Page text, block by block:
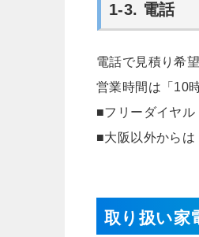
1-3. 電話
電話で見積り希
営業時間は「10
■フリーダイヤル
■大阪以外からは
取り扱い家